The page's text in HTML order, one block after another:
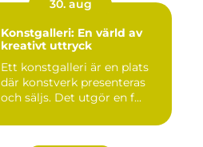
30. aug
Konstgalleri: En värld av
kreativt uttryck
Ett konstgalleri är en plats
där konstverk presenteras
och säljs. Det utgör en f...